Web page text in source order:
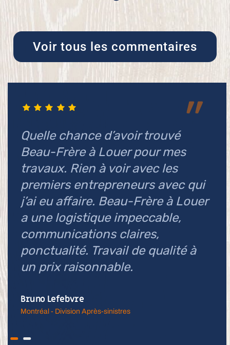
Voir tous les commentaires
Quelle chance d’avoir trouvé
Beau-Frère à Louer pour mes
travaux. Rien à voir avec les
premiers entrepreneurs avec qui
j’ai eu affaire. Beau-Frère à Louer
a une logistique impeccable,
communications claires,
ponctualité. Travail de qualité à
un prix raisonnable.
Bruno Lefebvre
Montréal - Division Après-sinistres